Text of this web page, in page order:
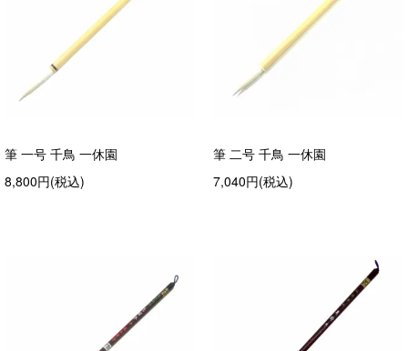
筆 一号 千鳥 一休園
8,800円(税込)
筆 二号 千鳥 一休園
7,040円(税込)